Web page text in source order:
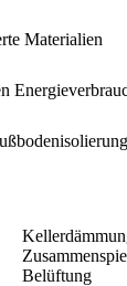
Materialien
Belüftung